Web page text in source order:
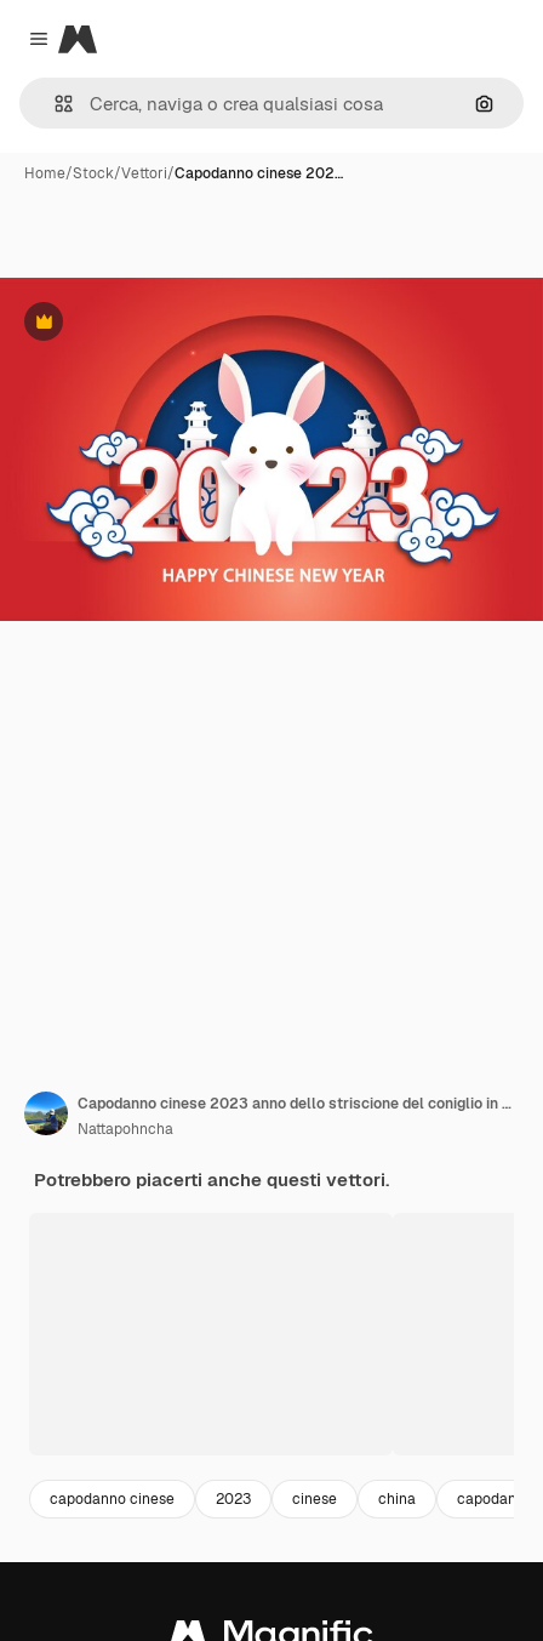
Close menu
Magnific
Cerca
Home/Stock/Vettori/Capodanno cinese 202…
Premium
Capodanno cinese 2023 anno dello striscione del coniglio in stile taglio carta
Nattapohncha
Potrebbero piacerti anche questi vettori.
capodanno cinese 2023 cinese china capodanno